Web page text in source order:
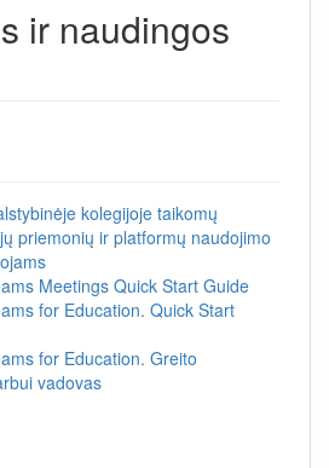
ir naudingos
kolegijoje taikomų
priemonių ir platformų naudojimo
Meetings Quick Start Guide
for Education. Quick Start
for Education. Greito
vadovas